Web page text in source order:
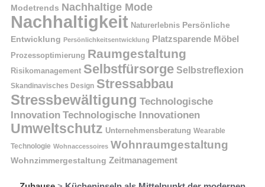
Modetrends Nachhaltige Mode
Nachhaltigkeit Naturerlebnis Persönliche
Entwicklung Persönlichkeitsentwicklung Platzsparende Möbel
Prozessoptimierung Raumgestaltung
Risikomanagement Selbstfürsorge Selbstreflexion
Skandinavisches Design Stressabbau
Stressbewältigung Technologische
Innovation Technologische Innovationen
Umweltschutz Unternehmensberatung Wearable
Technologie Wohnaccessoires Wohnraumgestaltung
Wohnzimmergestaltung Zeitmanagement